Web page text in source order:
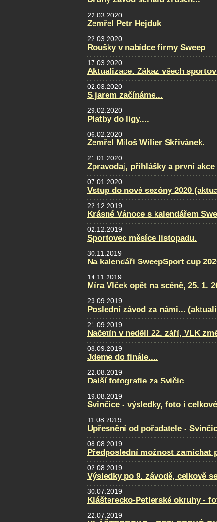
22.03.2020
Zemřel Petr Hejduk
22.03.2020
Roušky v nabídce firmy Sweep
17.03.2020
Aktualizace: Zákaz všech
02.03.2020
S jarem začínáme...
29.02.2020
Platby do ligy....
06.02.2020
Zemřel Miloš Wilier Skřivánek.
21.01.2020
Zpravodaj, přihlášky a první akce
07.01.2020
Vstup do nové sezóny 2020
22.12.2019
Krásné Vánoce s kalendářem
02.12.2019
Sportovec měsíce listopadu.
30.11.2019
Na kalendáři SweepSport cup
14.11.2019
Míra Vlček opět na scéně, 25. 1.
23.09.2019
Poslední závod za námi...
21.09.2019
Načetín v neděli 22. září, VLK
08.09.2019
Jdeme do finále....
22.08.2019
Další fotografie za Svičic
19.08.2019
Svinčice - výsledky, foto i
11.08.2019
Upřesnění od pořadatele -
08.08.2019
Předposlední možnost zamíchat
02.08.2019
Výsledky po 9. závodě, celkově
30.07.2019
Klášterecko-Petlerské okruhy -
22.07.2019